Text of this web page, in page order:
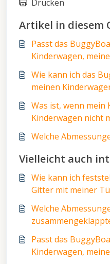
Drucken
Artikel in diesem
Passt das
Kinderwagen,
Wie kann ich das
meinen
Was ist, wenn mein
Kinderwagen nicht
Welche
Vielleicht auch
Wie kann ich
Gitter mit meiner
Welche Abmessungen hat
Passt das
Kinderwagen,